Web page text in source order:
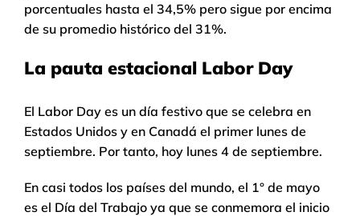
porcentuales hasta el 34,5% pero sigue por encima
de su promedio histórico del 31%.
La pauta estacional Labor Day
El Labor Day es un día festivo que se celebra en
Estados Unidos y en Canadá el primer lunes de
septiembre. Por tanto, hoy lunes 4 de septiembre.
En casi todos los países del mundo, el 1° de mayo
es el Día del Trabajo ya que se conmemora el inicio